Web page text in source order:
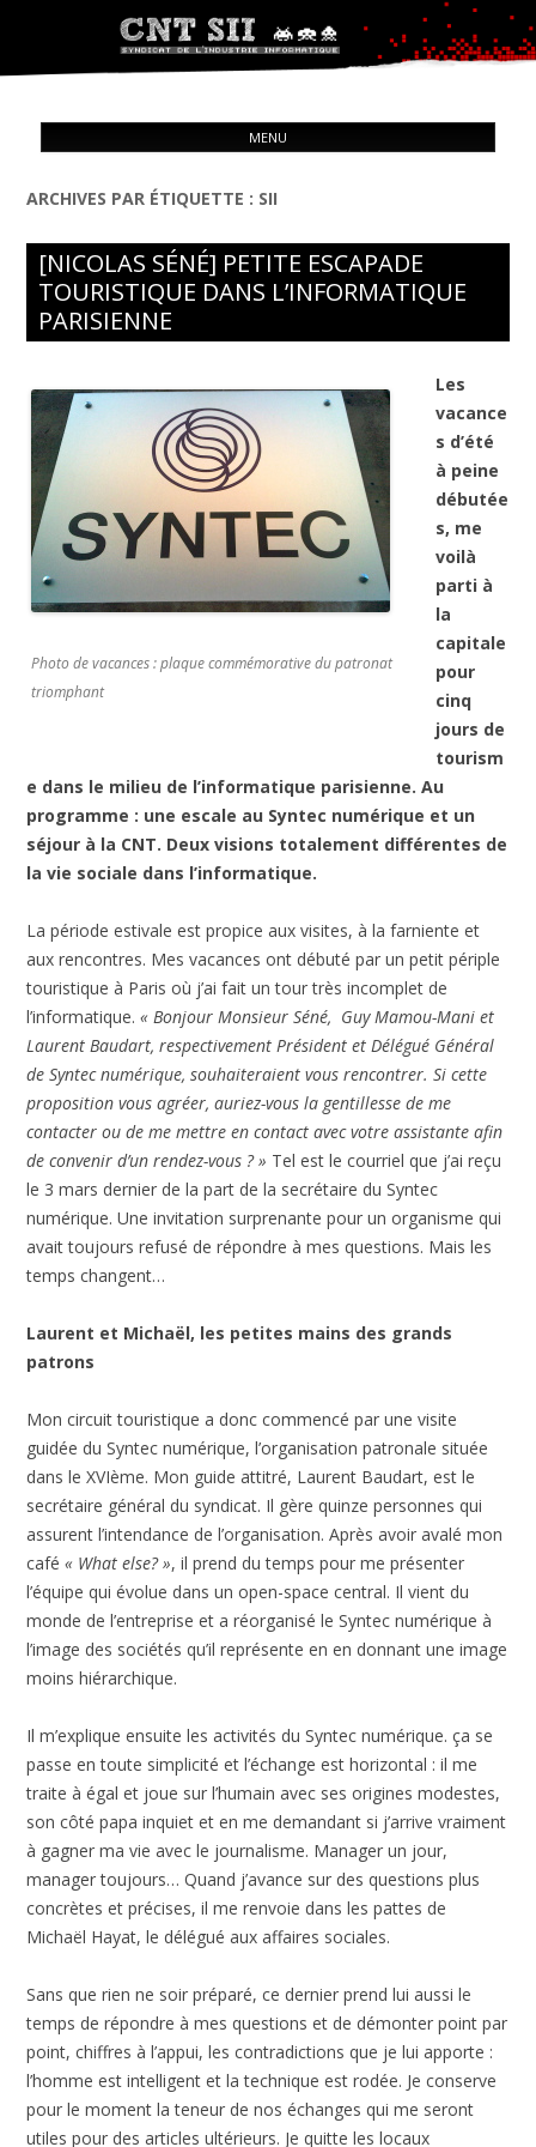
CNT – Solidarité Ouvrière
MENU
ARCHIVES PAR ÉTIQUETTE : SII
[NICOLAS SÉNÉ] PETITE ESCAPADE
TOURISTIQUE DANS L’INFORMATIQUE
PARISIENNE
Photo de vacances : plaque commémorative du patronat
triomphant
Les
vacance
s d’été
à peine
débutée
s, me
voilà
parti à
la
capitale
pour
cinq
jours de
tourism
e dans le milieu de l’informatique parisienne. Au
programme : une escale au Syntec numérique et un
séjour à la CNT. Deux visions totalement différentes de
la vie sociale dans l’informatique.
La période estivale est propice aux visites, à la farniente et
aux rencontres. Mes vacances ont débuté par un petit périple
touristique à Paris où j’ai fait un tour très incomplet de
l’informatique.« Bonjour Monsieur Séné, Guy Mamou-Mani et
Laurent Baudart, respectivement Président et Délégué Général
de Syntec numérique, souhaiteraient vous rencontrer. Si cette
proposition vous agréer, auriez-vous la gentillesse de me
contacter ou de me mettre en contact avec votre assistante afin
de convenir d’un rendez-vous ? » Tel est le courriel que j’ai reçu
le 3 mars dernier de la part de la secrétaire du Syntec
numérique. Une invitation surprenante pour un organisme qui
avait toujours refusé de répondre à mes questions. Mais les
temps changent…
Laurent et Michaël, les petites mains des grands
patrons
Mon circuit touristique a donc commencé par une visite
guidée du Syntec numérique, l’organisation patronale située
dans le XVIème. Mon guide attitré, Laurent Baudart, est le
secrétaire général du syndicat. Il gère quinze personnes qui
assurent l’intendance de l’organisation. Après avoir avalé mon
café« What else? », il prend du temps pour me présenter
l’équipe qui évolue dans un open-space central. Il vient du
monde de l’entreprise et a réorganisé le Syntec numérique à
l’image des sociétés qu’il représente en en donnant une image
moins hiérarchique.
Il m’explique ensuite les activités du Syntec numérique. ça se
passe en toute simplicité et l’échange est horizontal : il me
traite à égal et joue sur l’humain avec ses origines modestes,
son côté papa inquiet et en me demandant si j’arrive vraiment
à gagner ma vie avec le journalisme. Manager un jour,
manager toujours… Quand j’avance sur des questions plus
concrètes et précises, il me renvoie dans les pattes de
Michaël Hayat, le délégué aux affaires sociales.
Sans que rien ne soir préparé, ce dernier prend lui aussi le
temps de répondre à mes questions et de démonter point par
point, chiffres à l’appui, les contradictions que je lui apporte :
l’homme est intelligent et la technique est rodée. Je conserve
pour le moment la teneur de nos échanges qui me seront
utiles pour des articles ultérieurs. Je quitte les locaux